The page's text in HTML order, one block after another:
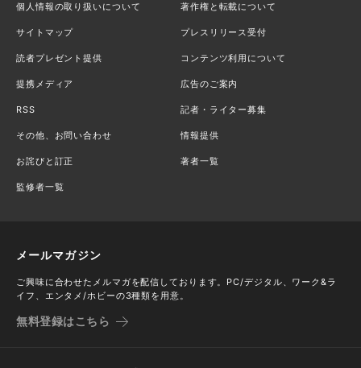
個人情報の取り扱いについて 著作権と転載について
サイトマップ プレスリリース受付
読者プレゼント提供 コンテンツ利用について
提携メディア 広告のご案内
RSS 記者・ライター募集
その他、お問い合わせ 情報提供
お詫びと訂正 著者一覧
監修者一覧
メールマガジン
ご興味に合わせたメルマガを配信しております。PC/デジタル、ワーク&ラ
イフ、エンタメ/ホビーの3種類を用意。
無料登録はこちら